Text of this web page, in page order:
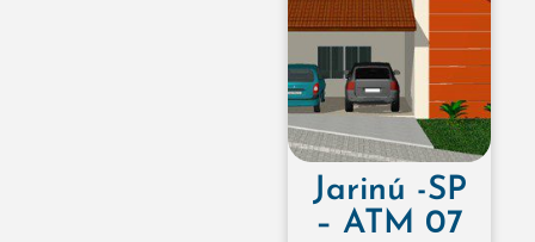
Jarinú -SP
– ATM 07